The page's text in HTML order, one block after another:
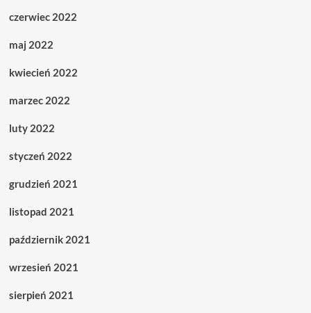
czerwiec 2022
maj 2022
kwiecień 2022
marzec 2022
luty 2022
styczeń 2022
grudzień 2021
listopad 2021
październik 2021
wrzesień 2021
sierpień 2021